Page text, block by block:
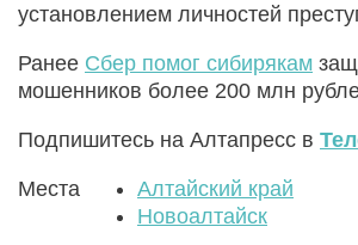
установлением личностей
Ранее Сбер помог сибирякам
мошенников более 200 млн
Подпишитесь на Алтапресс в
Места
Алтайский край
Новоалтайск